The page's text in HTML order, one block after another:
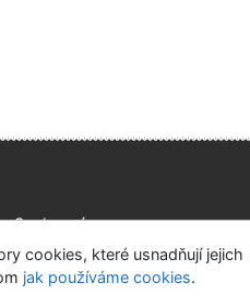
Soukromí
nám Nastavení cookies
cookies, které usnadňují jejich
jak používáme cookies.